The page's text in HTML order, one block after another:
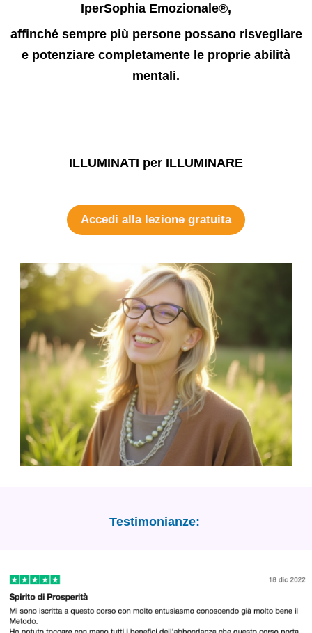
IperSophia Emozionale®,
affinché sempre più persone possano risvegliare
e potenziare completamente le proprie abilità
mentali.
ILLUMINATI per ILLUMINARE
Accedi alla lezione gratuita
Testimonianze: